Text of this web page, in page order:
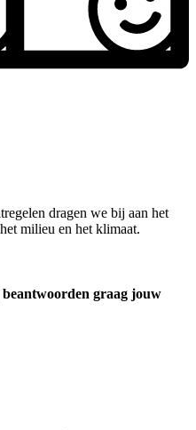
dragen we bij aan het
milieu en het klimaat.
graag jouw